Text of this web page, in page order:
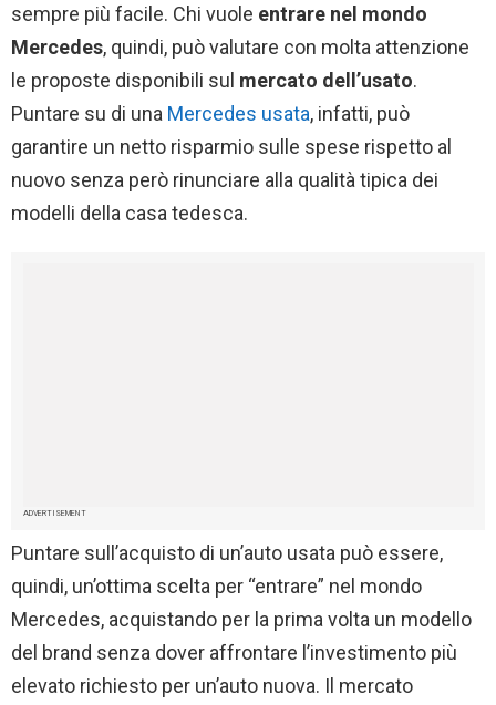
sempre più facile. Chi vuole entrare nel mondo
Mercedes, quindi, può valutare con molta attenzione
le proposte disponibili sul mercato dell’usato.
Puntare su di una Mercedes usata, infatti, può
garantire un netto risparmio sulle spese rispetto al
nuovo senza però rinunciare alla qualità tipica dei
modelli della casa tedesca.
ADVERTISEMENT
Puntare sull’acquisto di un’auto usata può essere,
quindi, un’ottima scelta per “entrare” nel mondo
Mercedes, acquistando per la prima volta un modello
del brand senza dover affrontare l’investimento più
elevato richiesto per un’auto nuova. Il mercato